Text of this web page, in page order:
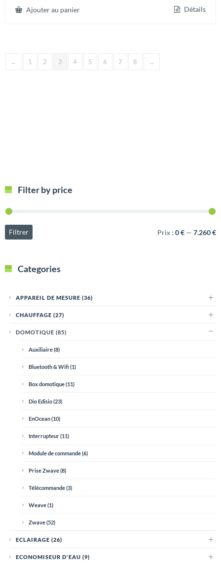
Ajouter au panier Détails
← 1 2 3 4 5 6 7 8 →
Filter by price
Filtrer Prix : 0 € — 7.260 €
Categories
APPAREIL DE MESURE (36)
CHAUFFAGE (27)
DOMOTIQUE (85)
Auxiliaire(8)
Bluetooth & Wifi (1)
Box domotique(11)
Dio Edisio(23)
EnOcean(10)
Interrupteur(11)
Module de commande(6)
Prise Zwave(8)
Télécommande(3)
Weave(1)
Zwave(52)
ECLAIRAGE (26)
ECONOMISEUR D'EAU (9)